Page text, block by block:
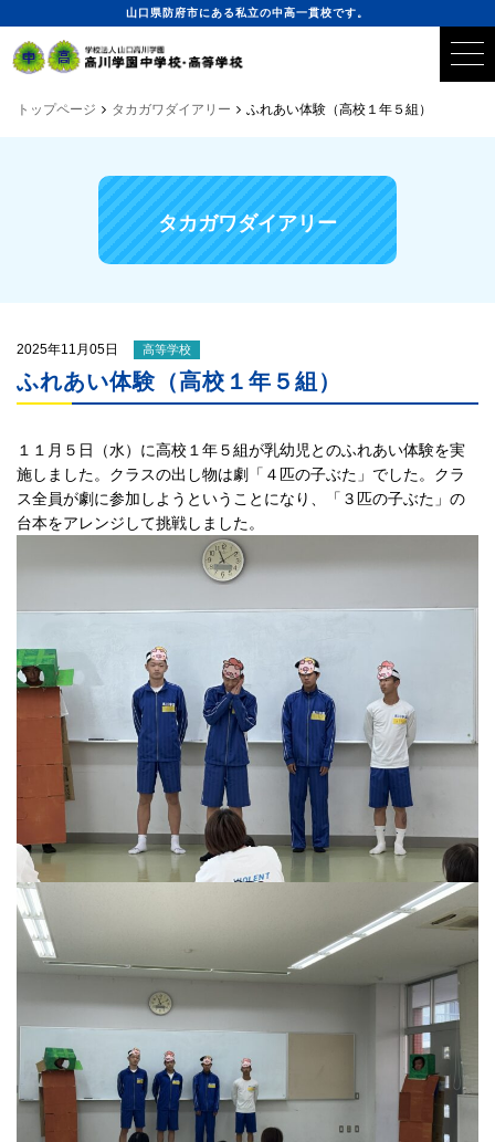
山口県防府市にある私立の中高一貫校です。
トップページ タカガワダイアリー ふれあい体験（高校１年５組）
タカガワダイアリー
2025年11月05日 高等学校
ふれあい体験（高校１年５組）
１１月５日（水）に高校１年５組が乳幼児とのふれあい体験を実
施しました。クラスの出し物は劇「４匹の子ぶた」でした。クラ
ス全員が劇に参加しようということになり、「３匹の子ぶた」の
台本をアレンジして挑戦しました。